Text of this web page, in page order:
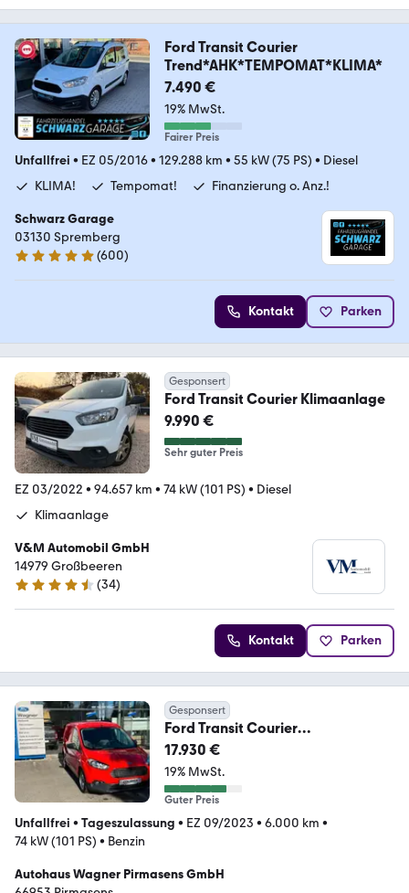
Ford Transit Courier
Trend*AHK*TEMPOMAT*KLIMA*
7.490 €
19% MwSt.
Fairer Preis
Unfallfrei • EZ 05/2016• 129.288 km • 55 kW (75 PS) • Diesel
KLIMA!
Tempomat! Finanzierung o. Anz.!
Schwarz Garage
03130 Spremberg
4.9 Sterne
(600)
Kontakt Parken
Gesponsert
Ford Transit Courier Klimaanlage
9.990 €
Sehr guter Preis
EZ 03/2022 • 94.657 km • 74 kW (101 PS) • Diesel
Klimaanlage
V&M Automobil GmbH
14979 Großbeeren
4.4 Sterne
(34)
Kontakt Parken
Gesponsert
Ford Transit Courier
Basis*SITZHEIZUNG*KASTEN*KLI
MA*
17.930 €
19% MwSt.
Guter Preis
Unfallfrei • Tageszulassung • EZ 09/2023 • 6.000 km •
74 kW (101 PS) • Benzin
Autohaus Wagner Pirmasens GmbH